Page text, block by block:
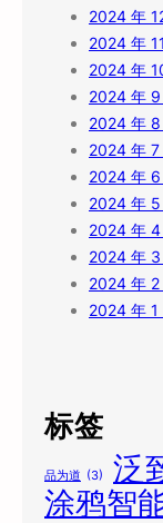
2024 年
2024 年
2024 年
2024 年 9
2024 年 8
2024 年 7
2024 年 6
2024 年 5
2024 年 4
2024 年 3
2024 年 2
2024 年 1
标签
品为道 (3) 泛
涂鸦智